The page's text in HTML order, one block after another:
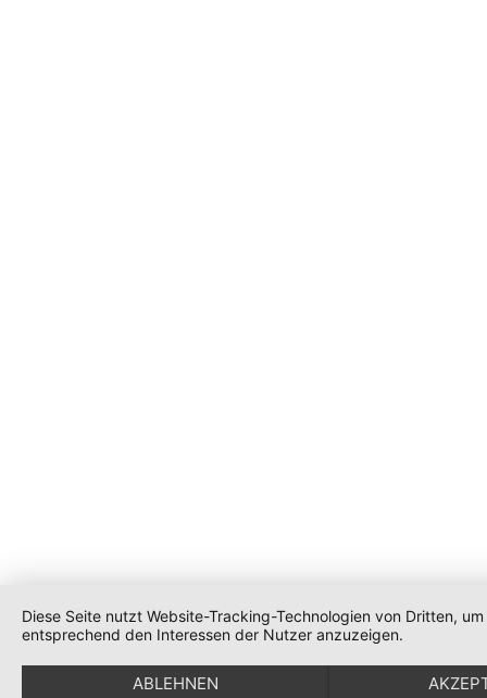
Diese Seite nutzt Website-Tracking-Technologien von Dritten,
entsprechend den Interessen der Nutzer anzuzeigen.
ABLEHNEN